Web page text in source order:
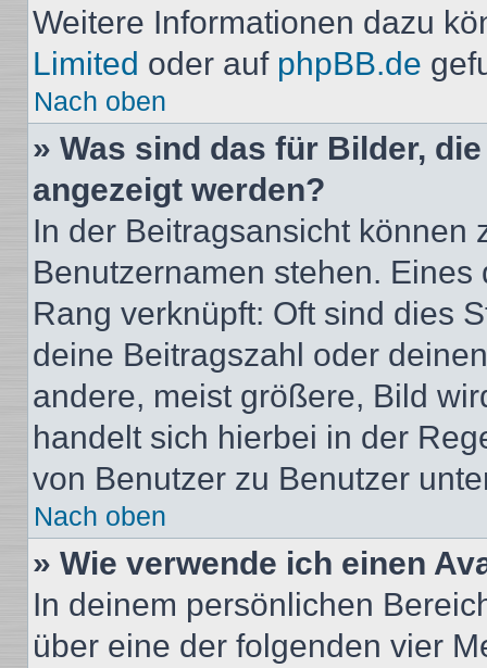
Weitere Informationen dazu
Limited oder auf phpBB.de
Nach oben
» Was sind das für Bilder,
angezeigt werden?
In der Beitragsansicht können
Benutzernamen stehen.
Rang verknüpft: Oft sind dies
deine Beitragszahl oder
andere, meist größere, Bild
handelt sich hierbei in der
von Benutzer zu Benutzer
Nach oben
» Wie verwende ich einen
In deinem persönlichen
über eine der folgenden vier